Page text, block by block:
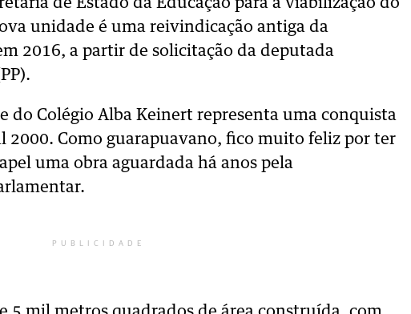
de Estado da Educação para a viabilização do
unidade é uma reivindicação antiga da
2016, a partir de solicitação da deputada
do Colégio Alba Keinert representa uma conquista
2000. Como guarapuavano, fico muito feliz por ter
uma obra aguardada há anos pela
PUBLICIDADE